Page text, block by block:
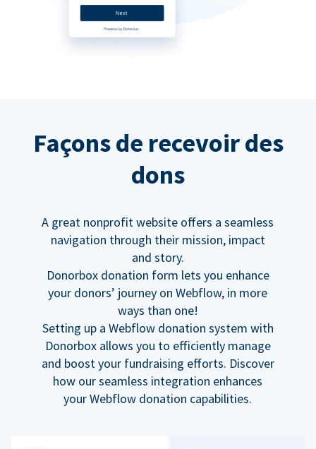
Façons de recevoir des
dons
A great nonprofit website offers a seamless
navigation through their mission, impact
and story.
Donorbox donation form lets you enhance
your donors’ journey on Webflow, in more
ways than one!
Setting up a Webflow donation system with
Donorbox allows you to efficiently manage
and boost your fundraising efforts. Discover
how our seamless integration enhances
your Webflow donation capabilities.